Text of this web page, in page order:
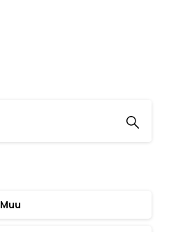
Muu